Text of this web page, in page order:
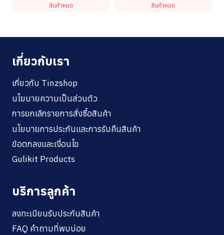
สินค้าหมด สินค้าหมด
เกี่ยวกับเรา
เกี่ยวกับ Tinzshop
นโยบายความเป็นส่วนตัว
การยกเลิกรายการสั่งซื้อสินค้า
นโยบายการประกันและการรับคืนสินค้า
ข้อตกลงและเงื่อนไข
Gulikit Products
บริการลูกค้า
ลงทะเบียนรับประกันสินค้า
FAQ คำถามที่พบบ่อย